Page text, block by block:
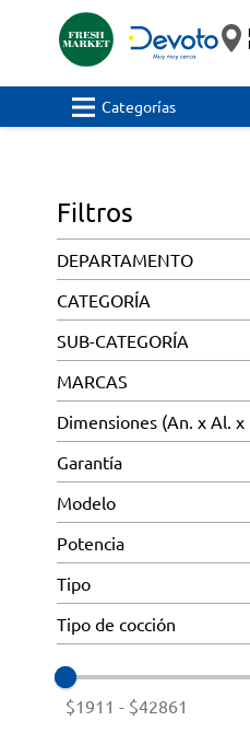
Categorías
Filtros
DEPARTAMENTO
CATEGORÍA
SUB-CATEGORÍA
MARCAS
Dimensiones (An. x Al. x
Garantía
Modelo
Potencia
Tipo
Tipo de cocción
$1911 - $42861